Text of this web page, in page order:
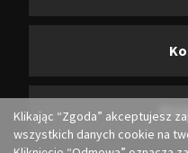
Klikając “Zgoda” akceptujesz
wszystkich danych cookie na